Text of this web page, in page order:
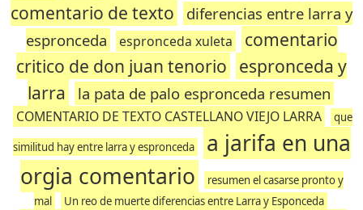
comentario de texto
diferencias entre larra y
espronceda
espronceda xuleta
comentario
critico de don juan tenorio espronceda y
larra
la pata de palo espronceda resumen
COMENTARIO DE TEXTO CASTELLANO VIEJO LARRA que
similitud hay entre larra y espronceda
a jarifa en una
orgia comentario
resumen el casarse pronto y
mal
Un reo de muerte diferencias entre Larra y Esponceda